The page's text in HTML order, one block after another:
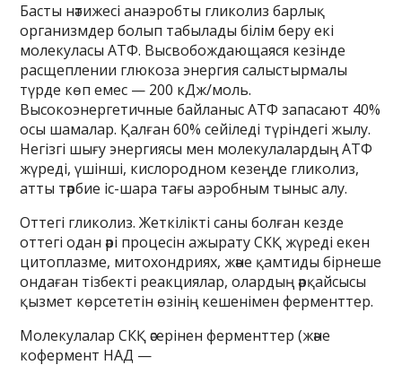
Басты нәтижесі анаэробты гликолиз барлық
организмдер болып табылады білім беру екі
молекуласы АТФ. Высвобождающаяся кезінде
расщеплении глюкоза энергия салыстырмалы
түрде көп емес — 200 кДж/моль.
Высокоэнергетичные байланыс АТФ запасают 40%
осы шамалар. Қалған 60% сейіледі түріндегі жылу.
Негізгі шығу энергиясы мен молекулалардың АТФ
жүреді, үшінші, кислородном кезеңде гликолиз,
атты тәрбие іс-шара тағы аэробным тыныс алу.
Оттегі гликолиз. Жеткілікті саны болған кезде
оттегі одан әрі процесін ажырату СКҚ жүреді екен
цитоплазме, митохондриях, және қамтиды бірнеше
ондаған тізбекті реакциялар, олардың әрқайсысы
қызмет көрсететін өзінің кешенімен ферменттер.
Молекулалар СКҚ әсерінен ферменттер (және
кофермент НАД —